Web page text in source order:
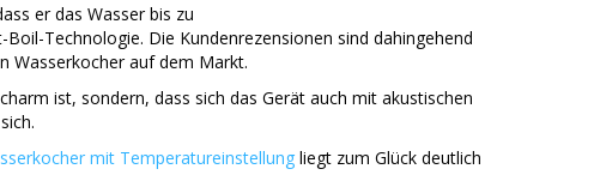
er das Wasser bis zu
Technologie. Die Kundenrezensionen sind dahingehend
Wasserkocher auf dem Markt.
ist, sondern, dass sich das Gerät auch mit akustischen
mit Temperatureinstellung liegt zum Glück deutlich